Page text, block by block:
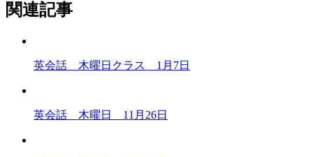
関連記事
英会話 木曜日クラス 1月7日
英会話 木曜日 11月26日